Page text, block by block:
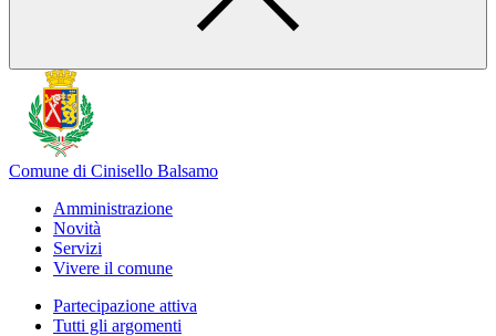
Comune di Cinisello Balsamo
Amministrazione
Novità
Servizi
Vivere il comune
Partecipazione attiva
Tutti gli argomenti